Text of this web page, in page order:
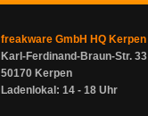
freakware GmbH HQ Kerpen
Karl-Ferdinand-Braun-Str. 33
50170 Kerpen
Ladenlokal: 14 - 18 Uhr